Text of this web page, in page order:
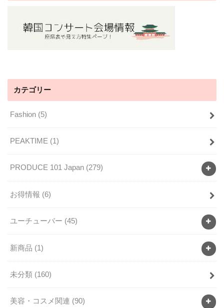
カテゴリー
Fashion (5)
PEAKTIME (1)
PRODUCE 101 Japan (279)
お得情報 (6)
ユーチューバー (45)
新商品 (1)
未分類 (160)
美容・コスメ関連 (90)